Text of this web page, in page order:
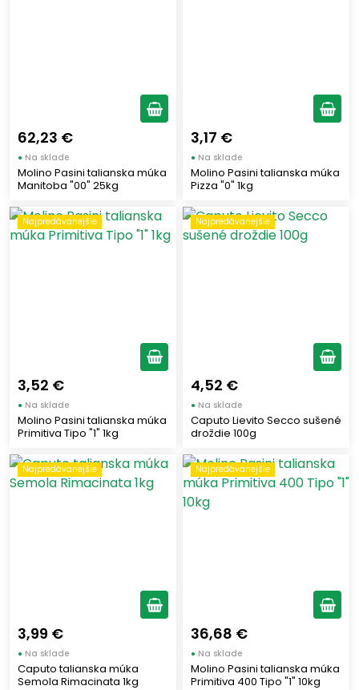
62,23 €
● Na sklade
Molino Pasini talianska múka
Manitoba "00" 25kg
3,17 €
● Na sklade
Molino Pasini talianska múka
Pizza "0" 1kg
Najpredávanejšie
3,52 €
● Na sklade
Molino Pasini talianska múka
Primitiva Tipo "1" 1kg
Najpredávanejšie
4,52 €
● Na sklade
Caputo Lievito Secco sušené
droždie 100g
Najpredávanejšie
3,99 €
● Na sklade
Caputo talianska múka
Semola Rimacinata 1kg
Najpredávanejšie
36,68 €
● Na sklade
Molino Pasini talianska múka
Primitiva 400 Tipo "1" 10kg